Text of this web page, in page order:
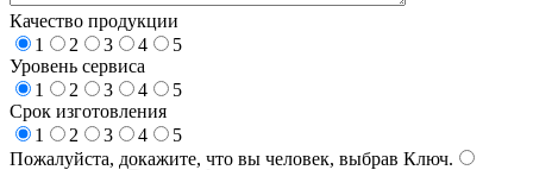
Качество продукции
1
2 3 4
5
Уровень сервиса
1
2 3 4
5
Срок изготовления
1
2 3 4
5
Пожалуйста, докажите, что вы человек, выбрав Ключ.